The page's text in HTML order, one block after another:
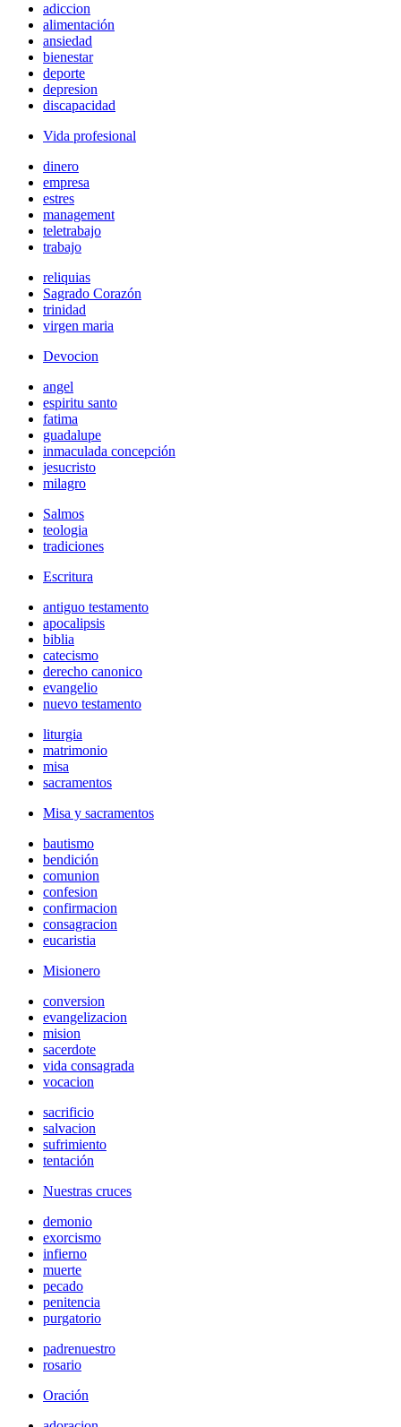
adiccion
alimentación
ansiedad
bienestar
deporte
depresion
discapacidad
Vida profesional
dinero
empresa
estres
management
teletrabajo
trabajo
reliquias
Sagrado Corazón
trinidad
virgen maria
Devocion
angel
espiritu santo
fatima
guadalupe
inmaculada concepción
jesucristo
milagro
Salmos
teologia
tradiciones
Escritura
antiguo testamento
apocalipsis
biblia
catecismo
derecho canonico
evangelio
nuevo testamento
liturgia
matrimonio
misa
sacramentos
Misa y sacramentos
bautismo
bendición
comunion
confesion
confirmacion
consagracion
eucaristia
Misionero
conversion
evangelizacion
mision
sacerdote
vida consagrada
vocacion
sacrificio
salvacion
sufrimiento
tentación
Nuestras cruces
demonio
exorcismo
infierno
muerte
pecado
penitencia
purgatorio
padrenuestro
rosario
Oración